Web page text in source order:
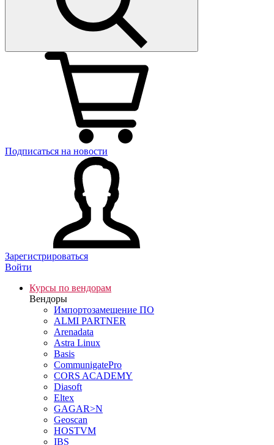
Подписаться на новости
Зарегистрироваться
Войти
Курсы по вендорам
Вендоры
Импортозамещение ПО
ALMI PARTNER
Arenadata
Astra Linux
Basis
CommunigatePro
CORS ACADEMY
Diasoft
Eltex
GAGAR>N
Geoscan
HOSTVM
IBS